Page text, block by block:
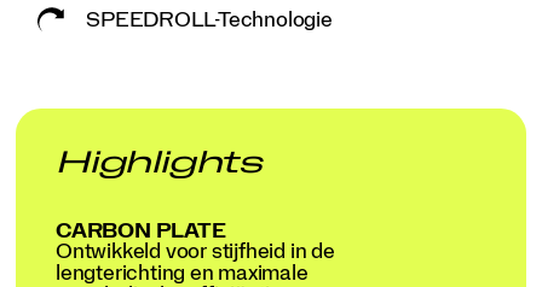
SPEEDROLL-Technologie
Highlights
CARBON PLATE
Ontwikkeld voor stijfheid in de
lengterichting en maximale